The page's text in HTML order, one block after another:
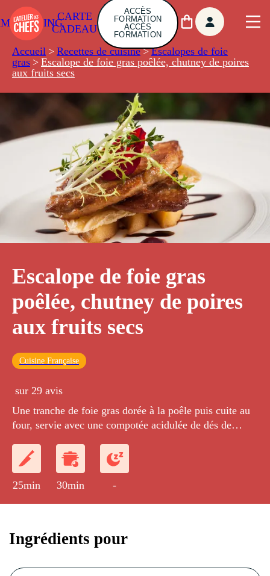
CARTE
CADEAU
ACCÈS
FORMATION
ACCÈS
FORMATION
Accueil > Recettes de cuisine > Escalopes de foie
gras > Escalope de foie gras poêlée, chutney de poires
aux fruits secs
Escalope de foie gras
poêlée, chutney de poires
aux fruits secs
Cuisine Française
sur 29 avis
Une tranche de foie gras dorée à la poêle puis cuite au
four, servie avec une compotée acidulée de dés de
25min 30min -
Ingrédients pour